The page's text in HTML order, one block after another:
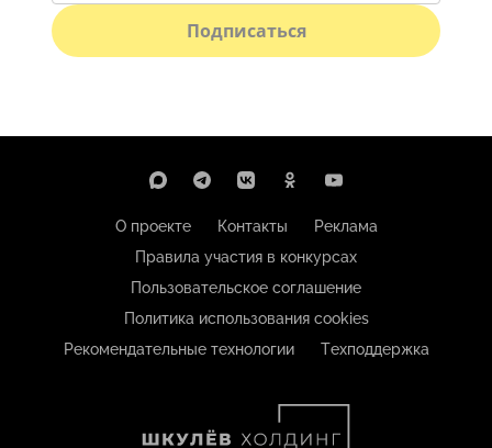
Подписаться
О проекте Контакты
Реклама
Правила участия в конкурсах
Пользовательское соглашение
Политика использования cookies
Рекомендательные технологии
Техподдержка